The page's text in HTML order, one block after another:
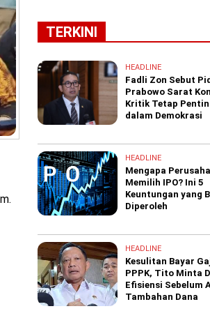
TERKINI
HEADLINE
Fadli Zon Sebut
Prabowo Sarat
Kritik Tetap
dalam Demokrasi
HEADLINE
Mengapa
Memilih IPO? Ini 5
Keuntungan yang
Diperoleh
HEADLINE
Kesulitan Bayar
PPPK, Tito Minta
Efisiensi Sebelum
Tambahan Dana